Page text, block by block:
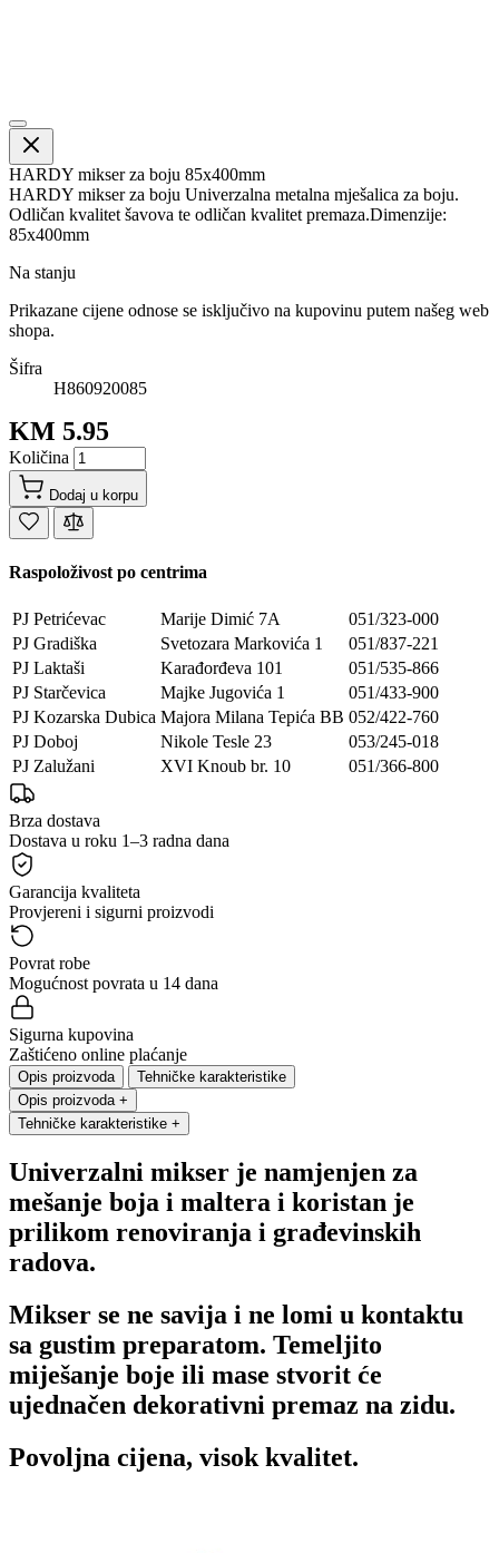
HARDY mikser za boju 85x400mm
HARDY mikser za boju Univerzalna metalna mješalica za boju.
Odličan kvalitet šavova te odličan kvalitet premaza.Dimenzije:
85x400mm
Na stanju
Prikazane cijene odnose se isključivo na kupovinu putem našeg web
shopa.
Šifra
H860920085
KM 5.95
Količina
Dodaj u korpu
Raspoloživost po centrima
PJ Petrićevac Marije Dimić 7A
051/323-000
PJ Gradiška
Svetozara Markovića 1
051/837-221
PJ Laktaši
Karađorđeva 101
051/535-866
PJ Starčevica
Majke Jugovića 1
051/433-900
PJ Kozarska Dubica Majora Milana Tepića BB 052/422-760
PJ Doboj
Nikole Tesle 23
053/245-018
PJ Zalužani
XVI Knoub br. 10 051/366-800
Brza dostava
Dostava u roku 1–3 radna dana
Garancija kvaliteta
Provjereni i sigurni proizvodi
Povrat robe
Mogućnost povrata u 14 dana
Sigurna kupovina
Zaštićeno online plaćanje
Opis proizvoda
Tehničke karakteristike
Opis proizvoda +
Tehničke karakteristike +
Univerzalni mikser je namjenjen za
mešanje boja i maltera i koristan je
prilikom renoviranja i građevinskih
radova.
Mikser se ne savija i ne lomi u kontaktu
sa gustim preparatom. Temeljito
miješanje boje ili mase stvorit će
ujednačen dekorativni premaz na zidu.
Povoljna cijena, visok kvalitet.